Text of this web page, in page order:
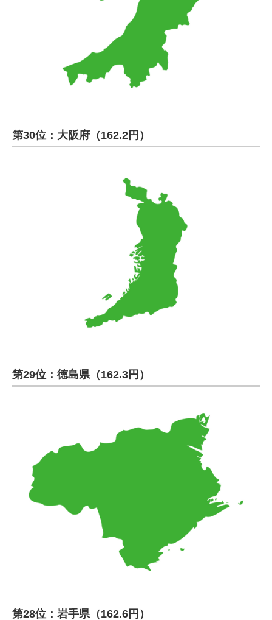
第30位：大阪府（162.2円）
第29位：徳島県（162.3円）
第28位：岩手県（162.6円）